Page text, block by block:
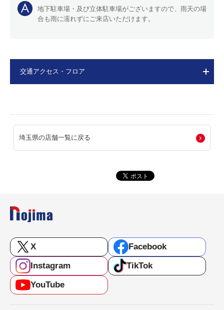
地下駐車場・及び立体駐車場がございますので、雨天の場
合も雨に濡れずにご来店いただけます。
交通アクセス・フロア
埼玉県の店舗一覧に戻る
X
Facebook
Instagram
TikTok
YouTube